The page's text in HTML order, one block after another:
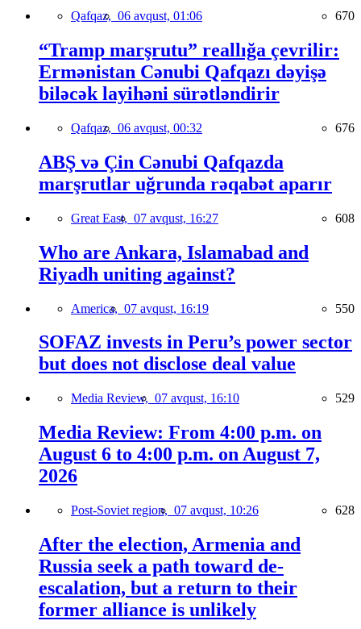
Qafqaz, 06 avqust, 01:06 670
“Tramp marşrutu” reallığa çevrilir:
Ermənistan Cənubi Qafqazı dəyişə
biləcək layihəni sürətləndirir
Qafqaz, 06 avqust, 00:32 676
ABŞ və Çin Cənubi Qafqazda
marşrutlar uğrunda rəqabət aparır
Great East, 07 avqust, 16:27 608
Who are Ankara, Islamabad and
Riyadh uniting against?
America, 07 avqust, 16:19 550
SOFAZ invests in Peru’s power sector
but does not disclose deal value
Media Review, 07 avqust, 16:10 529
Media Review: From 4:00 p.m. on
August 6 to 4:00 p.m. on August 7,
2026
Post-Soviet region, 07 avqust, 10:26 628
After the election, Armenia and
Russia seek a path toward de-
escalation, but a return to their
former alliance is unlikely